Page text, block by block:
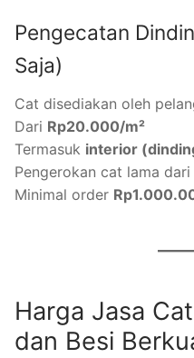
Pengecatan
Saja)
Cat disediakan oleh
Dari Rp20.000/m²
Termasuk interior
Pengerokan cat lama dari
Minimal order
Harga Jasa
dan Besi